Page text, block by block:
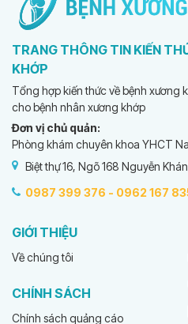
TRANG THÔNG TIN KIẾN
KHỚP
Tổng hợp kiến thức về bệnh xương
cho bệnh nhân xương khớp
Đơn vị chủ quản:
Phòng khám chuyên khoa YHCT
Biệt thự 16, Ngõ 168 Nguyễn
0987 399 376 - 0962 167
GIỚI THIỆU
Về chúng tôi
CHÍNH SÁCH
Chính sách quảng cáo